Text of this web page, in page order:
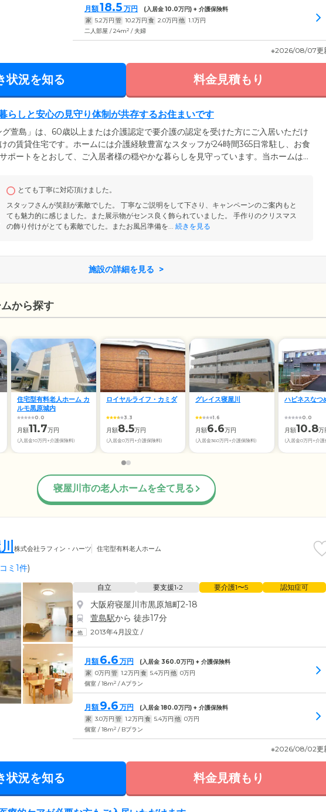
月額18.5 万円 (入居金10.0万円) + 介護保険料
家 5.2万円 管 10.2万円 食 2.0万円 他 1.1万円
二人部屋 / 24m2 / 夫婦
※2026/08/07更
状況を知る 料金見積もり
らしと安心の見守り体制が共存するお住まいです
グ萱島」は、60歳以上または介護認定で要介護の認定を受けた方にご入居いただけ
の賃貸住宅です。ホームには介護経験豊富なスタッフが24時間365日常駐し、お食
ポートをとおして、ご入居者様の穏やかな暮らしを見守っています。当ホームは
萱島」駅から徒歩9分とアクセス良好。ご家族様やご友人様も、お気軽にご入居者様
いただけます。
とても丁寧に対応頂けました。
スタッフさんが笑顔が素敵でした。 丁寧なご説明をして下さり、キャンペーンのご案内もと
ても魅力的に感じました。また展示物がセンス良く飾られていました。 手作りのクリスマス
の飾り付けがとても素敵でした。またお風呂準備を... 続きを見る
施設の詳細を見る
から探す
住宅型有料老人ホーム カ
ルモ黒原城内
0.0
月額11.7万円
(入居金10万円+介護保険料)
ロイヤルライフ・カミダ
3.3
月額8.5万円
(入居金0万円+介護保険料)
グレイス寝屋川
1.6
月額6.6万円
(入居金360万円+介護保険料)
ハピネスなつ
0.0
月額10.8万
(入居金0万円+介護
寝屋川市の老人ホームを全て見る
株式会社ラフィン・ハーツ 住宅型有料老人ホーム
ミ1件)
自立 要支援1•2 要介護1〜5 認知症可
大阪府寝屋川市黒原旭町2-18
萱島駅から 徒歩17分
2013年4月設立 /
月額 6.6 万円 (入居金 360.0万円) + 介護保険料
家 0万円 管 1.2万円 食 5.4万円 他 0万円
個室 / 18m2 / Aプラン
月額 9.6 万円 (入居金180.0万円) + 介護保険料
家 3.0万円 管 1.2万円 食 5.4万円 他 0万円
個室 / 18m2 / Bプラン
※2026/08/02更
状況を知る 料金見積もり